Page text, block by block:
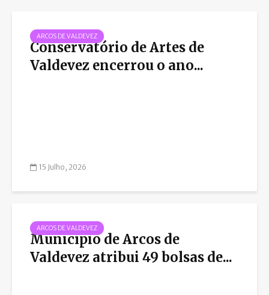
ARCOS DE VALDEVEZ
Conservatório de Artes de
Valdevez encerrou o ano...
15 Julho, 2026
ARCOS DE VALDEVEZ
Município de Arcos de
Valdevez atribui 49 bolsas de...